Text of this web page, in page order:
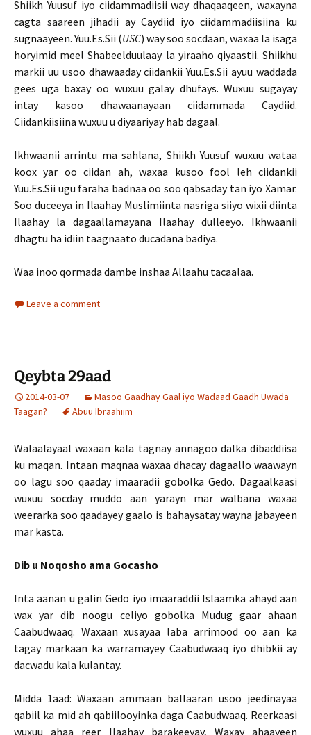
Shiikh Yuusuf iyo ciidammadiisii way dhaqaaqeen, waxayna
cagta saareen jihadii ay Caydiid iyo ciidammadiisiina ku
sugnaayeen. Yuu.Es.Sii (USC) way soo socdaan, waxaa la isaga
horyimid meel Shabeelduulaay la yiraaho qiyaastii. Shiikhu
markii uu usoo dhawaaday ciidankii Yuu.Es.Sii ayuu waddada
gees uga baxay oo wuxuu galay dhufays. Wuxuu sugayay
intay kasoo dhawaanayaan ciidammada Caydiid.
Ciidankiisiina wuxuu u diyaariyay hab dagaal.
Ikhwaanii arrintu ma sahlana, Shiikh Yuusuf wuxuu wataa
koox yar oo ciidan ah, waxaa kusoo fool leh ciidankii
Yuu.Es.Sii ugu faraha badnaa oo soo qabsaday tan iyo Xamar.
Soo duceeya in Ilaahay Muslimiinta nasriga siiyo wixii diinta
Ilaahay la dagaallamayana Ilaahay dulleeyo. Ikhwaanii
dhagtu ha idiin taagnaato ducadana badiya.
Waa inoo qormada dambe inshaa Allaahu tacaalaa.
Leave a comment
Qeybta 29aad
2014-03-07
Masoo Gaadhay Gaal iyo Wadaad Gaadh Uwada
Taagan?
Abuu Ibraahiim
Walaalayaal waxaan kala tagnay annagoo dalka dibaddiisa
ku maqan. Intaan maqnaa waxaa dhacay dagaallo waawayn
oo lagu soo qaaday imaaradii gobolka Gedo. Dagaalkaasi
wuxuu socday muddo aan yarayn mar walbana waxaa
weerarka soo qaadayey gaalo is bahaysatay wayna jabayeen
mar kasta.
Dib u Noqosho ama Gocasho
Inta aanan u galin Gedo iyo imaaraddii Islaamka ahayd aan
wax yar dib noogu celiyo gobolka Mudug gaar ahaan
Caabudwaaq. Waxaan xusayaa laba arrimood oo aan ka
tagay markaan ka warramayey Caabudwaaq iyo dhibkii ay
dacwadu kala kulantay.
Midda 1aad: Waxaan ammaan ballaaran usoo jeedinayaa
qabiil ka mid ah qabiilooyinka daga Caabudwaaq. Reerkaasi
wuxuu ahaa reer Ilaahay barakeeyay, Waxay ahaayeen